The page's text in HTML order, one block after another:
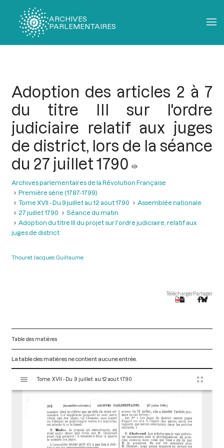
ARCHIVES
PARLEMENTAIRES
Adoption des articles 2 à 7
du titre III sur l'ordre
judiciaire relatif aux juges
de district, lors de la séance
du 27 juillet 1790
Archives parlementaires de la Révolution Française
Première série (1787-1799)
Tome XVII - Du 9 juillet au 12 aout 1790
Assemblée nationale
27 juillet 1790
Séance du matin
Adoption du titre III du projet sur l'ordre judiciaire, relatif aux
juges de district
Thouret Jacques Guillaume
TéléchargerPartager
Table des matières
La table des matières ne contient aucune entrée.
s
Tome XVII - Du 9 juillet au 12 aout 1790